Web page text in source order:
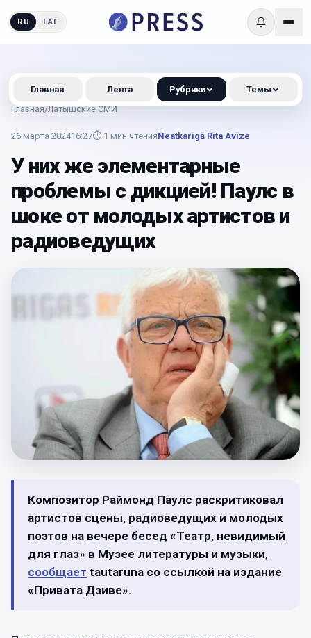
RU LAT
Главная/Латышские СМИ
26 марта 202416:27⏱ 1 мин чтенияNeatkarīgā Rīta Avīze
У них же элементарные
проблемы с дикцией! Паулс в
шоке от молодых артистов и
радиоведущих
Композитор Раймонд Паулс раскритиковал
артистов сцены, радиоведущих и молодых
поэтов на вечере бесед «Театр, невидимый
для глаз» в Музее литературы и музыки,
сообщает tautaruna со ссылкой на издание
«Привата Дзиве».
Главная Лента Рубрики Темы